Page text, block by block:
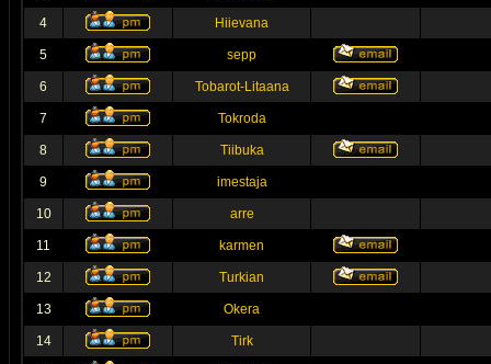
4 Hiievana
5 sepp
6 Tobarot-Litaana
7 Tokroda
8 Tiibuka
9 imestaja
10 arre
11 karmen
12 Turkian
13 Okera
14 Tirk